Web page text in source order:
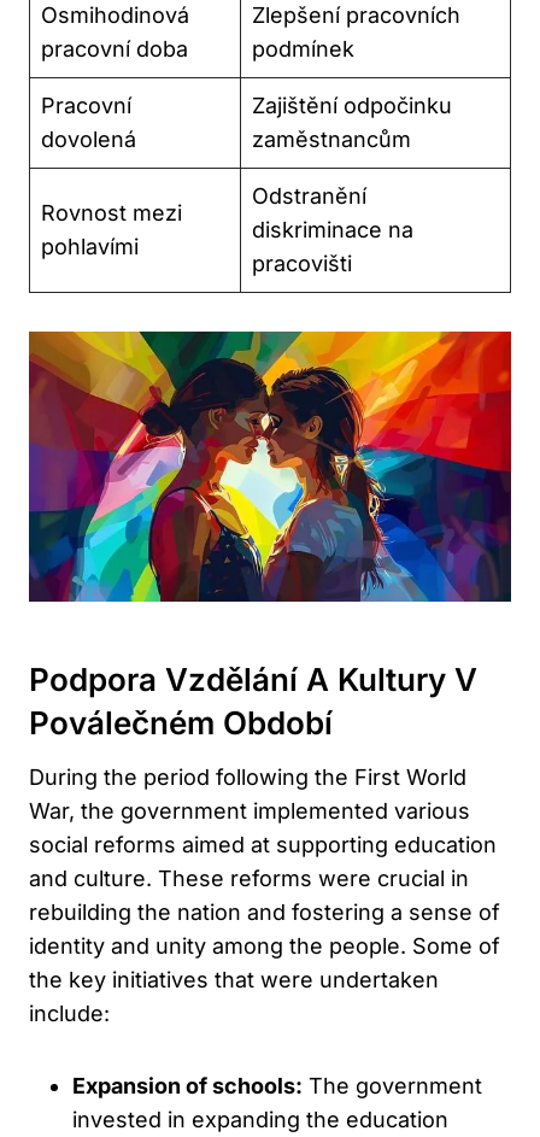
Osmihodinová
pracovní doba
Zlepšení pracovních
podmínek
Pracovní
dovolená
Zajištění odpočinku
zaměstnancům
Rovnost mezi
pohlavími
Odstranění
diskriminace na
pracovišti
Podpora Vzdělání A Kultury V
Poválečném Období
During the period following the First World
War, the government implemented various
social reforms aimed at supporting education
and culture. These reforms were crucial in
rebuilding the nation and fostering a sense of
identity and unity among the people. Some of
the key initiatives that were undertaken
include:
Expansion of schools: The government
invested in expanding the education